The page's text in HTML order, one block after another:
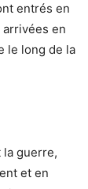
entrés en
en
le long de la
la guerre,
et en